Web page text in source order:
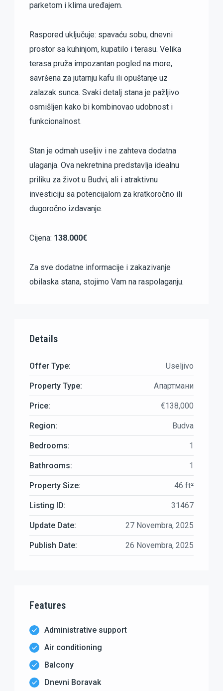
parketom i klima uređajem.
Raspored uključuje: spavaću sobu, dnevni
prostor sa kuhinjom, kupatilo i terasu. Velika
terasa pruža impozantan pogled na more,
savršena za jutarnju kafu ili opuštanje uz
zalazak sunca. Svaki detalj stana je pažljivo
osmišljen kako bi kombinovao udobnost i
funkcionalnost.
Stan je odmah useljiv i ne zahteva dodatna
ulaganja. Ova nekretnina predstavlja idealnu
priliku za život u Budvi, ali i atraktivnu
investiciju sa potencijalom za kratkoročno ili
dugoročno izdavanje.
Cijena: 138.000€
Za sve dodatne informacije i zakazivanje
obilaska stana, stojimo Vam na raspolaganju.
Details
Offer Type: Useljivo
Property Type: Апартмани
Price: €138,000
Region: Budva
Bedrooms: 1
Bathrooms: 1
Property Size: 46 ft²
Listing ID: 31467
Update Date: 27 Novembra, 2025
Publish Date: 26 Novembra, 2025
Features
Administrative support
Air conditioning
Balcony
Dnevni Boravak